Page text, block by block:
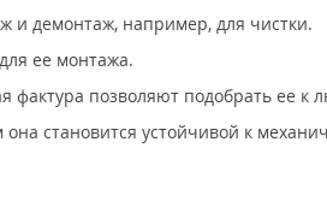
и демонтаж, например, для чистки.
ее монтажа.
позволяют подобрать ее к
становится устойчивой к